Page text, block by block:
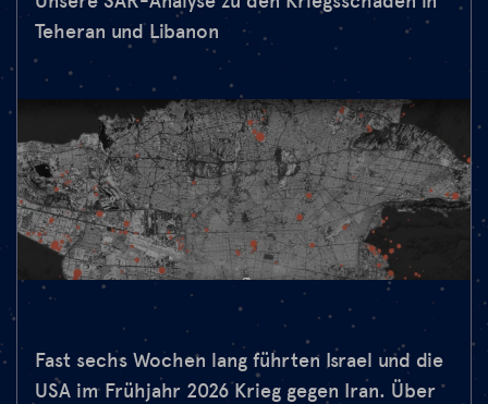
Teheran und Libanon
Fast sechs Wochen lang führten Israel und die
USA im Frühjahr 2026 Krieg gegen Iran. Über